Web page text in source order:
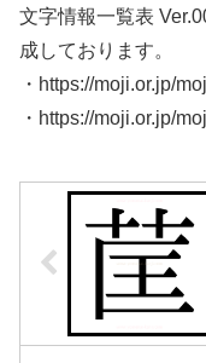
文字情報一覧表
成しております。
・https://moji.or.jp/
・https://moji.or.jp/